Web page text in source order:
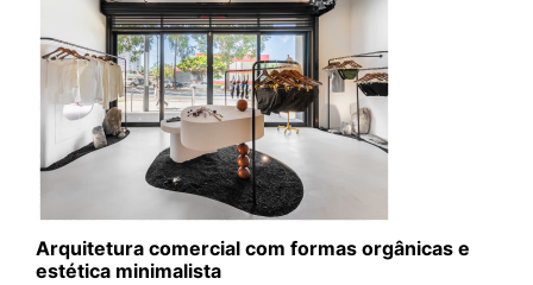
Arquitetura comercial com formas orgânicas e
estética minimalista